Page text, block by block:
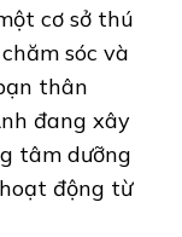
cơ sở thú
sóc và
thân
đang xây
tâm dưỡng
động từ